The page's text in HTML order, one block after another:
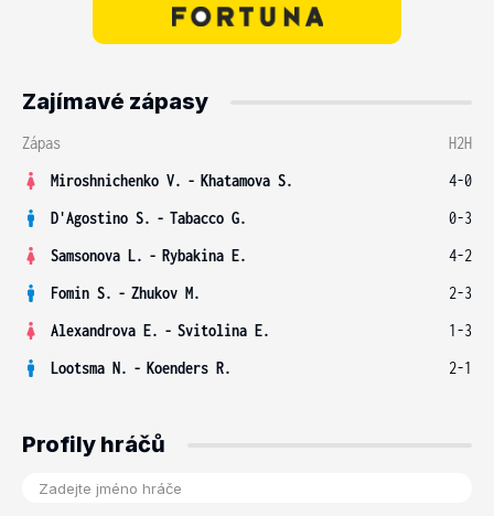
Zajímavé zápasy
Zápas
H2H
Miroshnichenko V. - Khatamova S.
4-0
D'Agostino S. - Tabacco G.
0-3
Samsonova L. - Rybakina E.
4-2
Fomin S. - Zhukov M.
2-3
Alexandrova E. - Svitolina E.
1-3
Lootsma N. - Koenders R. 2-1
Profily hráčů